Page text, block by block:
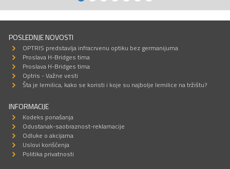
POSLEDNJE NOVOSTI
OPTRIS predstavlja infracrvenu optiku bez germanijuma
Proslava H-Bridges tima
Proslava H-Bridges tima
Optris - Važne vesti
Šta je lemilica, kako se koristi i koje su najbolje lemilice na tržištu?
INFORMACIJE
Kodeks ponašanja
Odustanak-saobraznost-reklamacije
Odluke o akcijama
Uslovi korišćenja
Politika privatnosti